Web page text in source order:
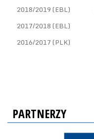
2018/2019 (EBL)
2017/2018 (EBL)
2016/2017 (PLK)
PARTNERZY